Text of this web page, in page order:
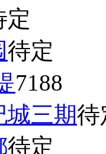
定
待定
7188
三期待
待定